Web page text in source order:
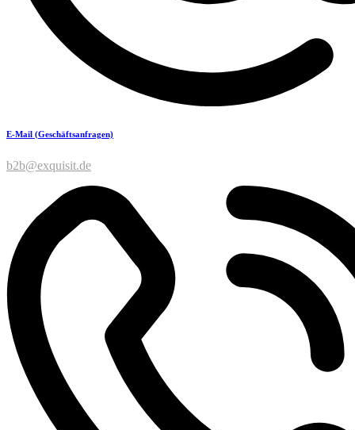
E-Mail (Geschäftsanfragen)
b2b@exquisit.de